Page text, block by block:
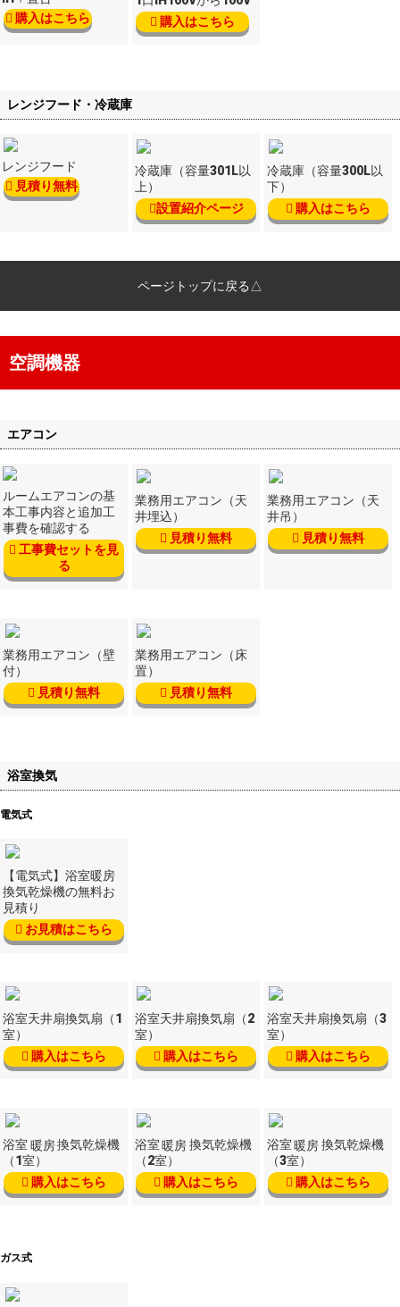
購入はこちら
購入はこちら
レンジフード・冷蔵庫
レンジフード
見積り無料
冷蔵庫（容量301L以
上）
設置紹介ページ
冷蔵庫（容量300L以
下）
購入はこちら
ページトップに戻る△
空調機器
エアコン
ルームエアコンの基
本工事内容と追加工
事費を確認する
工事費セットを見
る
業務用エアコン（天
井埋込）
見積り無料
業務用エアコン（天
井吊）
見積り無料
業務用エアコン（壁
付）
見積り無料
業務用エアコン（床
置）
見積り無料
浴室換気
電気式
【電気式】浴室暖房
換気乾燥機の無料お
見積り
お見積はこちら
浴室天井扇換気扇（1
室）
購入はこちら
浴室天井扇換気扇（2
室）
購入はこちら
浴室天井扇換気扇（3
室）
購入はこちら
浴室 暖房換気乾燥機
（1室）
購入はこちら
浴室 暖房換気乾燥機
（2室）
購入はこちら
浴室 暖房換気乾燥機
（3室）
購入はこちら
ガス式